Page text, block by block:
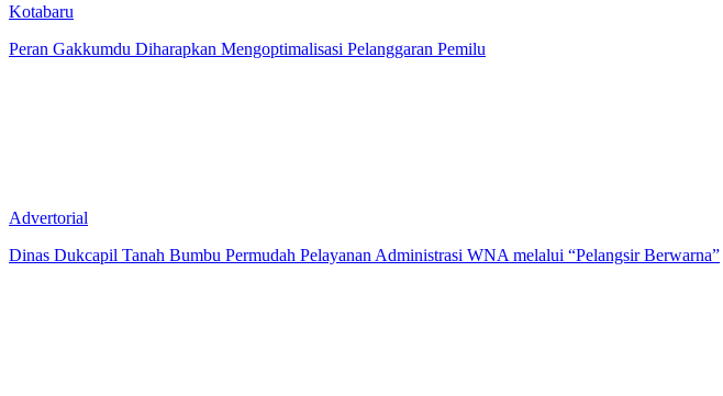
Kotabaru
Peran Gakkumdu Diharapkan Mengoptimalisasi Pelanggaran Pemilu
Advertorial
Dinas Dukcapil Tanah Bumbu Permudah Pelayanan Administrasi WNA melalui “Pelangsir Berwarna”